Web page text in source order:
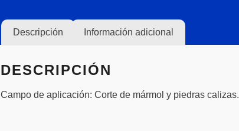
Descripción Información adicional
DESCRIPCIÓN
Campo de aplicación: Corte de mármol y piedras calizas.